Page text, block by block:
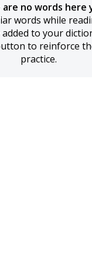
are no words here
words while
to your
to reinforce
practice.